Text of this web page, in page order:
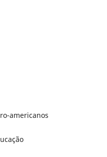
americanos